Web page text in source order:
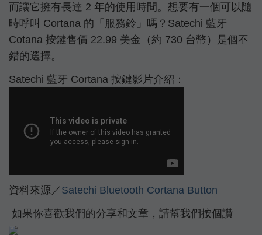
而讓它擁有長達 2 年的使用時間。想要有一個可以隨
時呼叫 Cortana 的「服務鈴」嗎？Satechi 藍牙
Cotana 按鍵售價 22.99 美金（約 730 台幣）是個不
錯的選擇。
Satechi 藍牙 Cortana 按鍵影片介紹：
資料來源／ Satechi Bluetooth Cortana Button
如果你喜歡我們的分享和文章，請幫我們按個讚